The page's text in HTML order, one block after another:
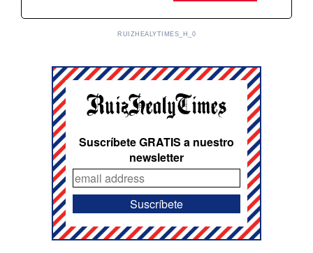
RUIZHEALYTIMES_H_0
Suscríbete GRATIS a nuestro
newsletter